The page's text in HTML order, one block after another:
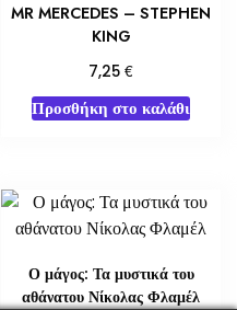
MR MERCEDES – STEPHEN
KING
7,25€
Προσθήκη στο καλάθι
Ο μάγος: Τα μυστικά του
αθάνατου Νίκολας Φλαμέλ